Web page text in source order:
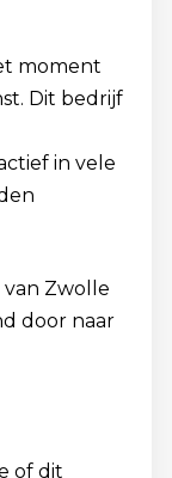
moment
Dit bedrijf
in vele
van Zwolle
door naar
of dit